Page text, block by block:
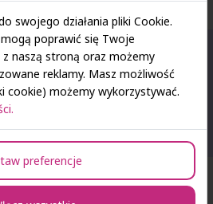
podzielą się
świat
Dziennikarz i prezenter radiowo-
swojego działania pliki Cookie.
poprawić się Twoje
naszą stroną oraz możemy
reklamy. Masz możliwość
cookie) możemy wykorzystywać.
preferencje